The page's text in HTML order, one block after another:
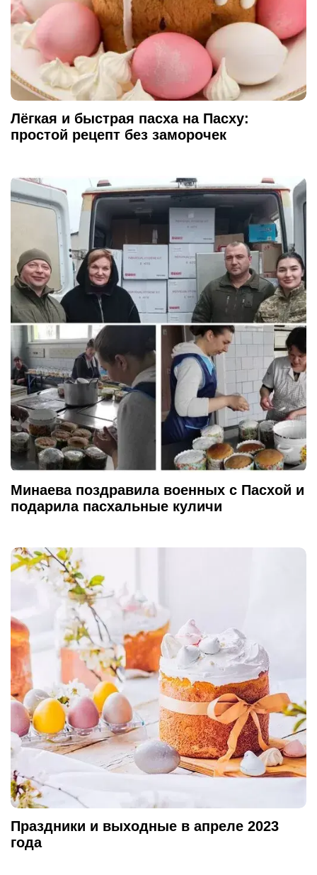
Лёгкая и быстрая пасха на Пасху:
простой рецепт без заморочек
Минаева поздравила военных с Пасхой и
подарила пасхальные куличи
Праздники и выходные в апреле 2023
года